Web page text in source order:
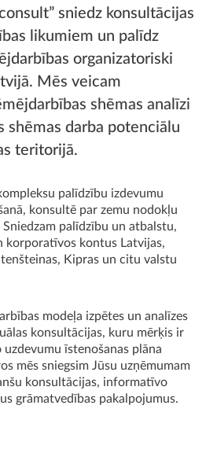
sniedz konsultācijas
likumiem un palīdz
organizatoriski
Mēs veicam
shēmas analīzi
shēmas darba potenciālu
teritorijā.
palīdzību izdevumu
konsultē par zemu nodokļu
palīdzību un atbalstu,
korporatīvos kontus Latvijas,
Kipras un citu valstu
modeļa izpētes un analīzes
konsultācijas, kuru mērķis ir
īstenošanas plāna
mēs sniegsim Jūsu uzņēmumam
konsultācijas, informatīvo
grāmatvedības pakalpojumus.